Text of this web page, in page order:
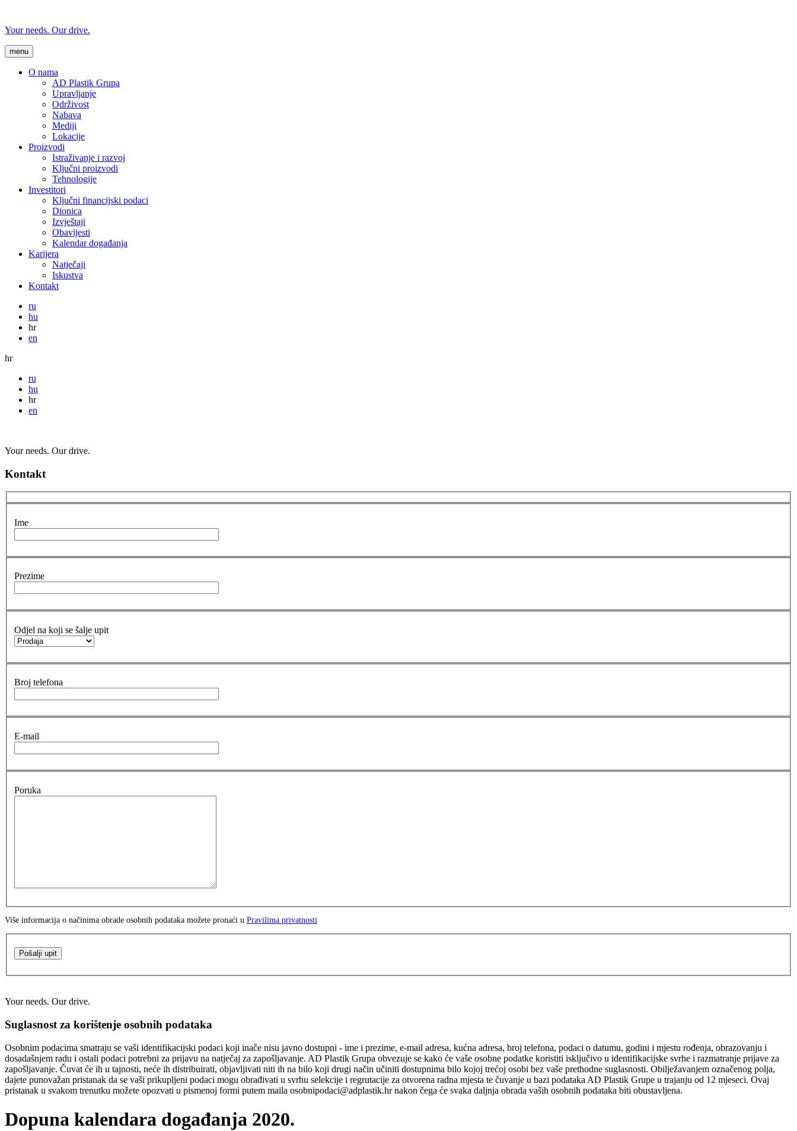
Your needs. Our drive.
menu
O nama
AD Plastik Grupa
Upravljanje
Održivost
Nabava
Mediji
Lokacije
Proizvodi
Istraživanje i razvoj
Ključni proizvodi
Tehnologije
Investitori
Ključni financijski podaci
Dionica
Izvještaji
Obavijesti
Kalendar događanja
Karijera
Natječaji
Iskustva
Kontakt
ru
hu
hr
en
hr
ru
hu
hr
en
Your needs. Our drive.
Kontakt
Ime
Prezime
Odjel na koji se šalje upit
Broj telefona
E-mail
Poruka
Više informacija o načinima obrade osobnih podataka možete pronaći u Pravilima privatnosti
Pošalji upit
Your needs. Our drive.
Suglasnost za korištenje osobnih podataka
Osobnim podacima smatraju se vaši identifikacijski podaci koji inače nisu javno dostupni - ime i prezime, e-mail adresa, kućna adresa, broj telefona, podaci o datumu, godini i mjestu rođenja, obrazovanju i
dosadašnjem radu i ostali podaci potrebni za prijavu na natječaj za zapošljavanje. AD Plastik Grupa obvezuje se kako će vaše osobne podatke koristiti isključivo u identifikacijske svrhe i razmatranje prijave za
zapošljavanje. Čuvat će ih u tajnosti, neće ih distribuirati, objavljivati niti ih na bilo koji drugi način učiniti dostupnima bilo kojoj trećoj osobi bez vaše prethodne suglasnosti. Obilježavanjem označenog polja,
dajete punovažan pristanak da se vaši prikupljeni podaci mogu obrađivati u svrhu selekcije i regrutacije za otvorena radna mjesta te čuvanje u bazi podataka AD Plastik Grupe u trajanju od 12 mjeseci. Ovaj
pristanak u svakom trenutku možete opozvati u pismenoj formi putem maila osobnipodaci@adplastik.hr nakon čega će svaka daljnja obrada vaših osobnih podataka biti obustavljena.
Dopuna kalendara događanja 2020.